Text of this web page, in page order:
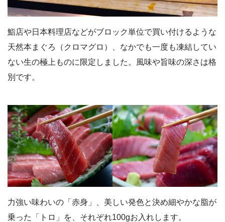
鮨店や日本料理店などがブロック単位で買い付けるような
天然本まぐろ（クロマグロ）、なかでも一度も凍結してい
ない生の極上ものに限定しました。風味や旨味の深さは格
別です。
力強い味わいの「赤身」、美しい発色と決め細やかな脂が
乗った「トロ」を、それぞれ100gお入れします。